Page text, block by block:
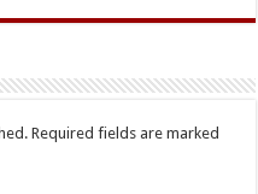
Required fields are marked